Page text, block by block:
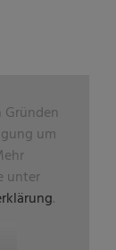
um
unter
.